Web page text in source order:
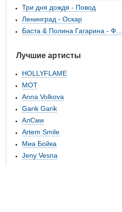
Три дня дождя - Повод
Ленинград - Оскар
Баста & Полина Гагарина - Ф...
Лучшие артисты
HOLLYFLAME
МОТ
Anna Volkova
Garik Garik
АлСми
Artem Smile
Миа Бойка
Jeny Vesna